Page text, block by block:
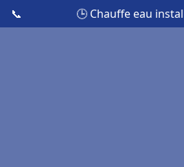
📞 🕒 Chauffe eau